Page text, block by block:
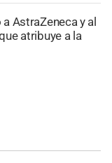
AstraZeneca y al
atribuye a la